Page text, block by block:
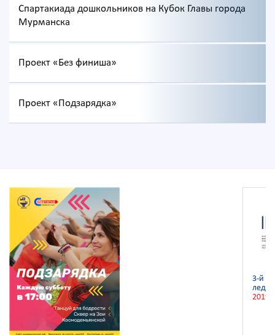
Спартакиада дошкольников на Кубок Главы города
Мурманска
Проект «Без финиша»
Проект «Подзарядка»
3-й
2019